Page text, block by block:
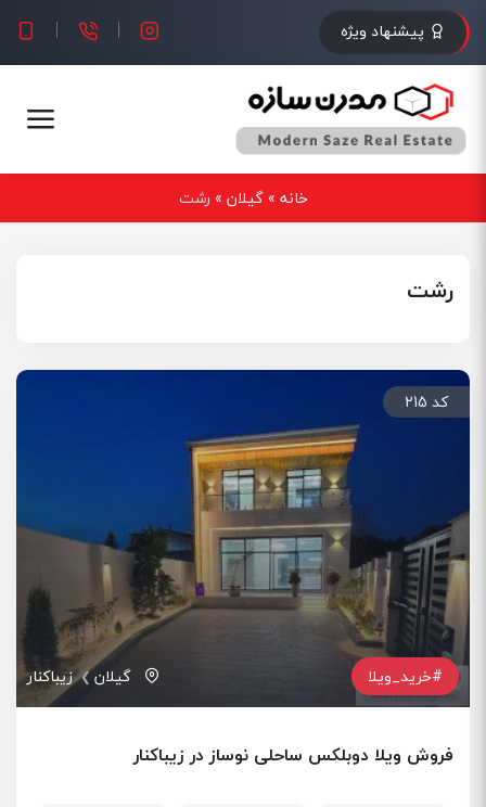
پیشنهاد ویژه
خانه »گیلان » رشت
رشت
کد 215
#خرید_ویلا گیلان زیباکنار
فروش ویلا دوبلکس ساحلی نوساز در زیباکنار